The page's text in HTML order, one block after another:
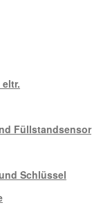
Füllstandsensor
Schlüssel